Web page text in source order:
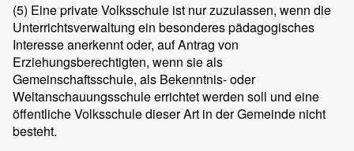
(5) Eine private Volksschule ist nur zuzulassen, wenn die
Unterrichtsverwaltung ein besonderes pädagogisches
Interesse anerkennt oder, auf Antrag von
Erziehungsberechtigten, wenn sie als
Gemeinschaftsschule, als Bekenntnis- oder
Weltanschauungsschule errichtet werden soll und eine
öffentliche Volksschule dieser Art in der Gemeinde nicht
besteht.